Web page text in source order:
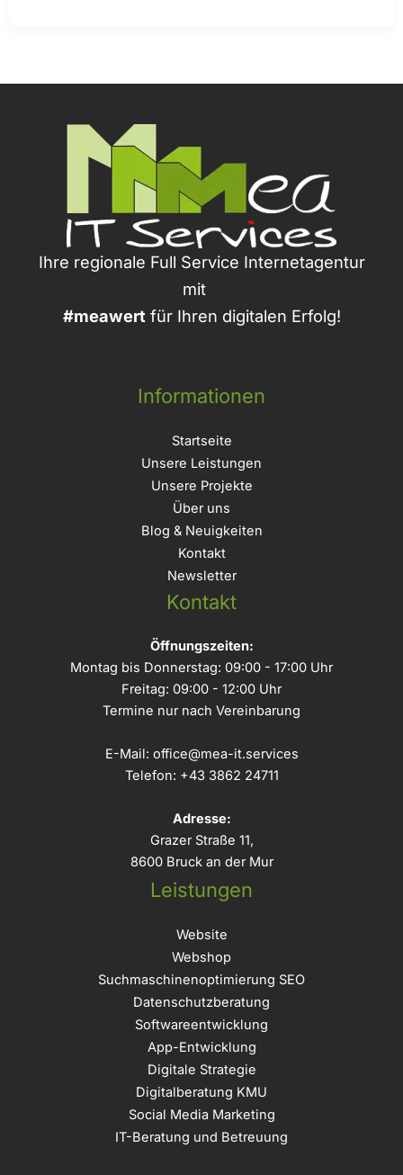
Ihre regionale Full Service Internetagentur
mit
#meawert für Ihren digitalen Erfolg!
Informationen
Startseite
Unsere Leistungen
Unsere Projekte
Über uns
Blog & Neuigkeiten
Kontakt
Newsletter
Kontakt
Öffnungszeiten:
Montag bis Donnerstag: 09:00 - 17:00 Uhr
Freitag: 09:00 - 12:00 Uhr
Termine nur nach Vereinbarung
E-Mail: office@mea-it.services
Telefon: +43 3862 24711
Adresse:
Grazer Straße 11,
8600 Bruck an der Mur
Leistungen
Website
Webshop
Suchmaschinenoptimierung SEO
Datenschutzberatung
Softwareentwicklung
App-Entwicklung
Digitale Strategie
Digitalberatung KMU
Social Media Marketing
IT-Beratung und Betreuung